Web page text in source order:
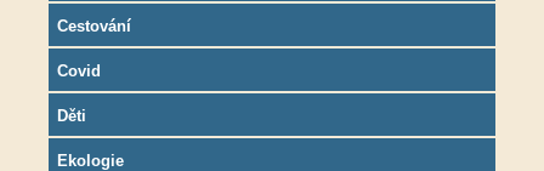
Cestování
Covid
Děti
Ekologie